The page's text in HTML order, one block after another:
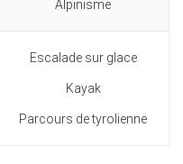
Alpinisme
Escalade sur glace
Kayak
Parcours de tyrolienne